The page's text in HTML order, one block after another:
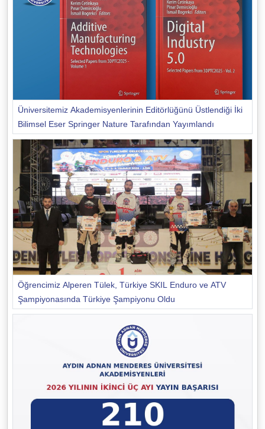
Üniversitemiz Akademisyenlerinin Editörlüğünü Üstlendiği İki
Bilimsel Eser Springer Nature Tarafından Yayımlandı
Öğrencimiz Alperen Tülek, Türkiye SKIL Enduro ve ATV
Şampiyonasında Türkiye Şampiyonu Oldu